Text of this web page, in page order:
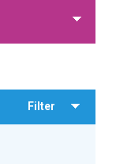
Filter